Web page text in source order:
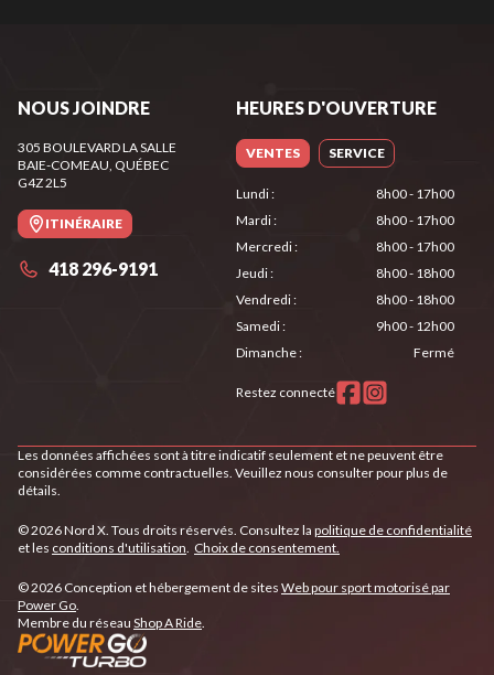
NOUS JOINDRE
305 BOULEVARD LA SALLE
BAIE-COMEAU, QUÉBEC
G4Z 2L5
ITINÉRAIRE
418 296-9191
HEURES D'OUVERTURE
VENTES SERVICE
Lundi:
8h00 - 17h00
Mardi:
8h00 - 17h00
Mercredi:
8h00 - 17h00
Jeudi:
8h00 - 18h00
Vendredi:
8h00 - 18h00
Samedi:
9h00 - 12h00
Dimanche: Fermé
Restez connecté
Les données affichées sont à titre indicatif seulement et ne peuvent être
considérées comme contractuelles. Veuillez nous consulter pour plus de
détails.
© 2026 Nord X. Tous droits réservés. Consultez la politique de confidentialité
et les conditions d'utilisation. Choix de consentement.
© 2026 Conception et hébergement de sites Web pour sport motorisé par
Power Go.
Membre du réseau Shop A Ride.